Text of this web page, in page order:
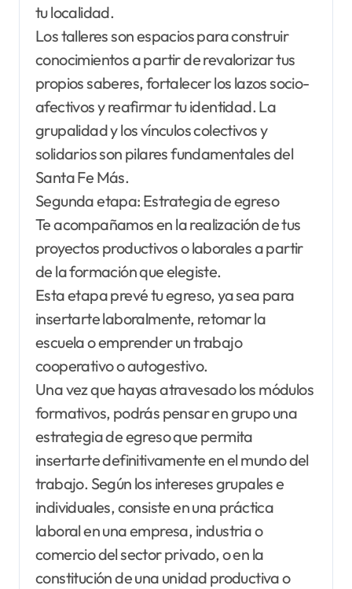
tu localidad.
Los talleres son espacios para construir
conocimientos a partir de revalorizar tus
propios saberes, fortalecer los lazos socio-
afectivos y reafirmar tu identidad. La
grupalidad y los vínculos colectivos y
solidarios son pilares fundamentales del
Santa Fe Más.
Segunda etapa: Estrategia de egreso
Te acompañamos en la realización de tus
proyectos productivos o laborales a partir
de la formación que elegiste.
Esta etapa prevé tu egreso, ya sea para
insertarte laboralmente, retomar la
escuela o emprender un trabajo
cooperativo o autogestivo.
Una vez que hayas atravesado los módulos
formativos, podrás pensar en grupo una
estrategia de egreso que permita
insertarte definitivamente en el mundo del
trabajo. Según los intereses grupales e
individuales, consiste en una práctica
laboral en una empresa, industria o
comercio del sector privado, o en la
constitución de una unidad productiva o